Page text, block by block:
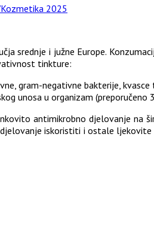
2025
srednje i južne Europe.
tinkture:
gram-negativne bakterije,
unosa u organizam
antimikrobno djelovanje
iskoristiti i ostale